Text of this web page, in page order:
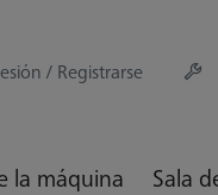
/ Registrarse
la máquina Sala